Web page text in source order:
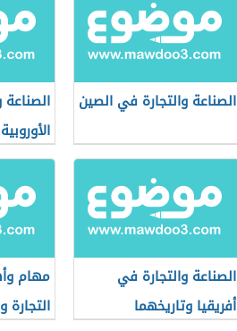
الصناعة والتجارة في الصين
الأوروبية
الصناعة والتجارة في
أفريقيا وتاريخهما
مهام
التجارة